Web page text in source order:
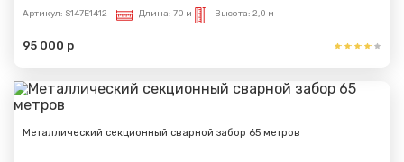
Артикул: S147E1412 Длина: 70 м Высота: 2,0 м
95 000 р
Металлический секционный сварной забор 65 метров